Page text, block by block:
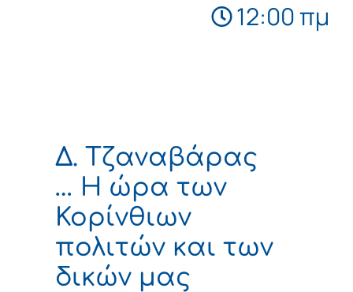
12:00 πμ
Δ. Τζαναβάρας
… Η ώρα των
Κορίνθιων
πολιτών και των
δικών μας